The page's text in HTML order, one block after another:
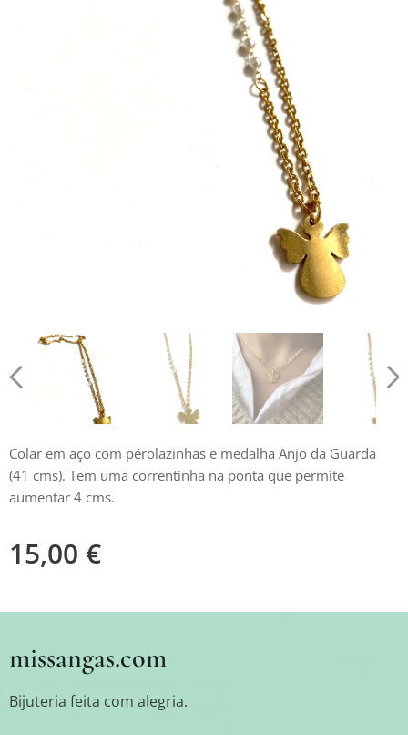
Colar em aço com pérolazinhas e medalha Anjo da Guarda
(41 cms). Tem uma correntinha na ponta que permite
aumentar 4 cms.
15,00 €
missangas.com
Bijuteria feita com alegria.